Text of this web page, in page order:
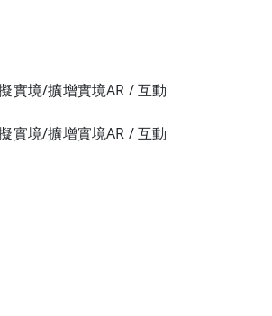
實境/擴增實境AR / 互動
實境/擴增實境AR / 互動